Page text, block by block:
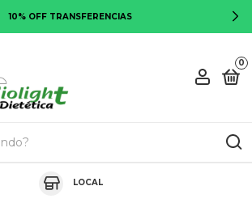
10% OFF TRANSFERENCIAS
0
LOCAL